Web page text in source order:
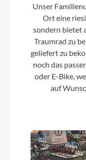
Unser
Ort eine
sondern bietet
Traumrad zu
geliefert zu
noch das
oder E-Bike,
auf